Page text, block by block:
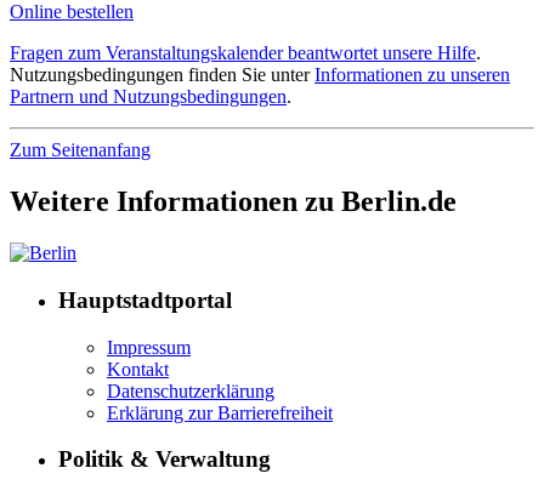
Online bestellen
Fragen zum Veranstaltungskalender beantwortet unsere Hilfe.
Nutzungsbedingungen finden Sie unterInformationen zu unseren
Partnern und Nutzungsbedingungen.
Zum Seitenanfang
Weitere Informationen zu Berlin.de
Hauptstadtportal
Impressum
Kontakt
Datenschutzerklärung
Erklärung zur Barrierefreiheit
Politik & Verwaltung